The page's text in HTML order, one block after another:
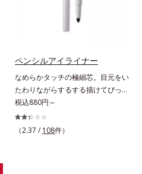
ペンシルアイライナー
なめらかタッチの極細芯。目元をい
たわりながらするする描けてぴった
り密着。するする描けてぴったり密
着。なめらかタッチの極細芯アイラ
イナーです。繊細な目のキワにも優
税込880円～
（2.37 / 108件）